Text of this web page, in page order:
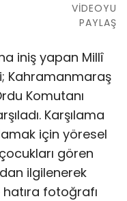
VİDEOYU
PAYLAŞ
iniş yapan Millî
Kahramanmaraş
Komutanı
Karşılama
için yöresel
gören
ilgilenerek
fotoğrafı